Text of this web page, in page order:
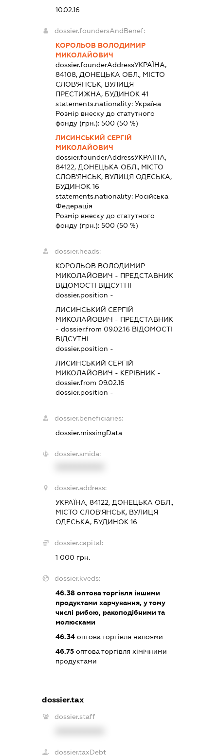
10.02.16
dossier.foundersAndBenef:
КОРОЛЬОВ ВОЛОДИМИР
МИКОЛАЙОВИЧ
dossier.founderAddressУКРАЇНА,
84108, ДОНЕЦЬКА ОБЛ., МІСТО
СЛОВ'ЯНСЬК, ВУЛИЦЯ
ПРЕСТИЖНА, БУДИНОК 41
statements.nationality:Україна
Розмір внеску до статутного
фонду (грн.):500 (50 %)
ЛИСИНСЬКИЙ СЕРГІЙ
МИКОЛАЙОВИЧ
dossier.founderAddressУКРАЇНА,
84122, ДОНЕЦЬКА ОБЛ., МІСТО
СЛОВ'ЯНСЬК, ВУЛИЦЯ ОДЕСЬКА,
БУДИНОК 16
statements.nationality: Російська
Федерація
Розмір внеску до статутного
фонду (грн.):500 (50 %)
dossier.heads:
КОРОЛЬОВ ВОЛОДИМИР
МИКОЛАЙОВИЧ - ПРЕДСТАВНИК
ВІДОМОСТІ ВІДСУТНІ
dossier.position -
ЛИСИНСЬКИЙ СЕРГІЙ
МИКОЛАЙОВИЧ - ПРЕДСТАВНИК
- dossier.from 09.02.16 ВІДОМОСТІ
ВІДСУТНІ
dossier.position -
ЛИСИНСЬКИЙ СЕРГІЙ
МИКОЛАЙОВИЧ - КЕРІВНИК -
dossier.from 09.02.16
dossier.position -
dossier.beneficiaries:
dossier.missingData
dossier.smida:
dossier.address:
УКРАЇНА, 84122, ДОНЕЦЬКА ОБЛ.,
МІСТО СЛОВ'ЯНСЬК, ВУЛИЦЯ
ОДЕСЬКА, БУДИНОК 16
dossier.capital:
1 000 грн.
dossier.kveds:
46.38 оптова торгівля іншими
продуктами харчування, у тому
числі рибою, ракоподібними та
молюсками
46.34 оптова торгівля напоями
46.75 оптова торгівля хімічними
продуктами
dossier.tax
dossier.staff
dossier.taxDebt